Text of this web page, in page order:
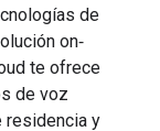
de
on‐
te ofrece
de voz
residencia y